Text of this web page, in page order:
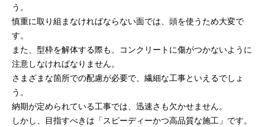
う。
慎重に取り組まなければならない面では、頭を使うため大変で
す。
また、型枠を解体する際も、コンクリートに傷がつかないように
注意しなければなりません。
さまざまな箇所での配慮が必要で、繊細な工事といえるでしょ
う。
納期が定められている工事では、迅速さも欠かせません。
しかし、目指すべきは「スピーディーかつ高品質な施工」です。